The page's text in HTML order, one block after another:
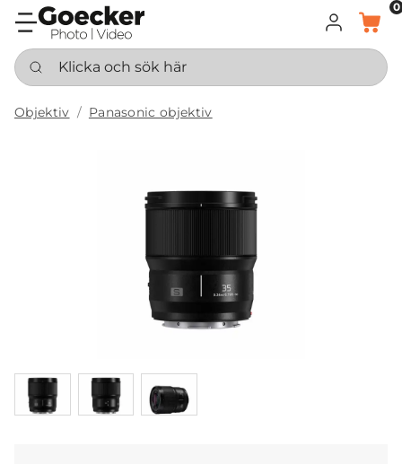
LOGGA IN
KORG
0
Klicka och sök här
Objektiv Panasonic objektiv